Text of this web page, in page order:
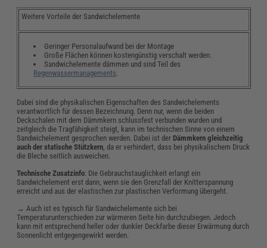
Weitere Vorteile der Sandwichelemente
Geringer Personalaufwand bei der Montage
Große Flächen können kostengünstig verschalt werden.
Sandwichelemente dämmen und sind Teil des
Regenwassermanagements
Dabei sind die physikalischen Eigenschaften des Sandwichelements
verantwortlich für dessen Bezeichnung. Denn nur, wenn die beiden
Deckschalen mit dem Dämmkern schlussfest verbunden wurden und
zeitgleich die Tragfähigkeit steigt, kann im technischen Sinne von einem
Sandwichelement gesprochen werden. Dabei ist der Dämmkern gleichzeitig
auch der statische Stützkern, da er verhindert, dass bei physikalischem Druck
die Bleche seitlich ausweichen.
Technische Zusatzinfo: Die Gebrauchstauglichkeit erlangt ein
Sandwichelement erst dann, wenn sie den Grenzfall der Knitterspannung
erreicht und aus der elastischen zur plastischen Verformung übergeht.
→ Auch ist es typisch für Sandwichelemente sich bei
Temperaturunterschieden zur wärmeren Seite hin durchzubiegen. Jedoch
kann mit entsprechend heller oder dunkler Deckfarbe dieser Erwärmung durch
Sonnenlicht entgegengewirkt werden.